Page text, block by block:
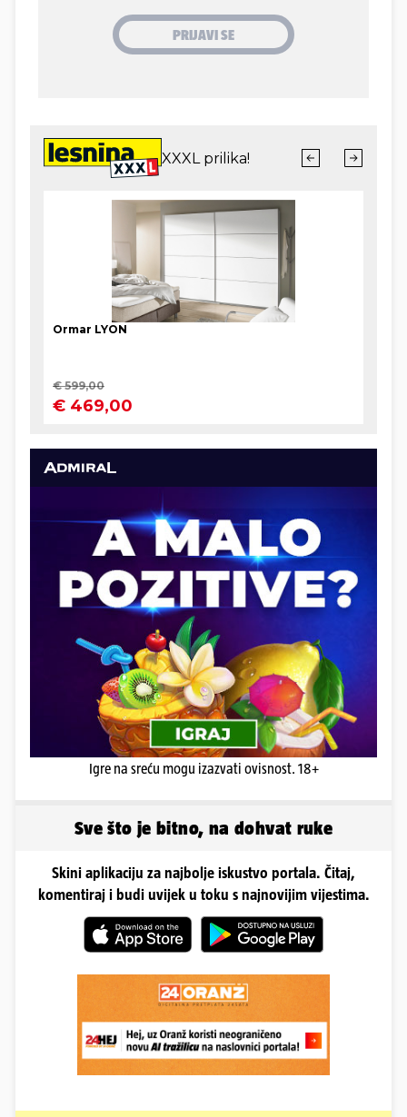
Igre na sreću mogu izazvati ovisnost. 18+
Sve što je bitno, na dohvat ruke
Skini aplikaciju za najbolje iskustvo portala. Čitaj,
komentiraj i budi uvijek u toku s najnovijim vijestima.